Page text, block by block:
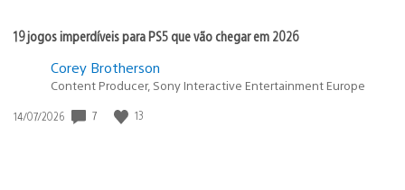
19 jogos imperdíveis para PS5 que vão chegar em 2026
Corey Brotherson
Content Producer, Sony Interactive Entertainment Europe
Data
14/07/2026 7 13